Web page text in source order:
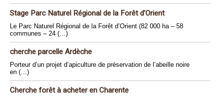
Stage Parc Naturel Régional de la Forêt d’Orient
Le Parc Naturel Régional de la Forêt d’Orient (82 000 ha – 58
communes – 24 (…)
cherche parcelle Ardèche
Porteur d’un projet d’apiculture de préservation de l’abeille noire
en (…)
Cherche forêt à acheter en Charente